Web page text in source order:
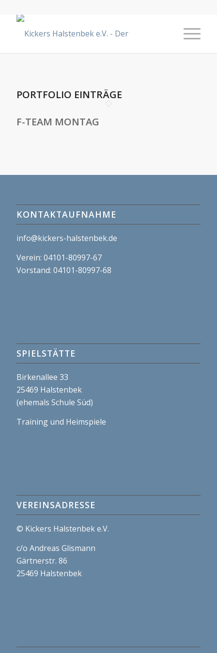
PORTFOLIO EINTRÄGE
F-TEAM MONTAG
KONTAKTAUFNAHME
info@kickers-halstenbek.de
Verein: 04101-80997-67
Vorstand: 04101-80997-68
SPIELSTÄTTE
Birkenallee 33
25469 Halstenbek
(ehemals Schule Süd)
Training und Heimspiele
VEREINSADRESSE
© Kickers Halstenbek e.V.
c/o Andreas Glismann
Gärtnerstr. 86
25469 Halstenbek